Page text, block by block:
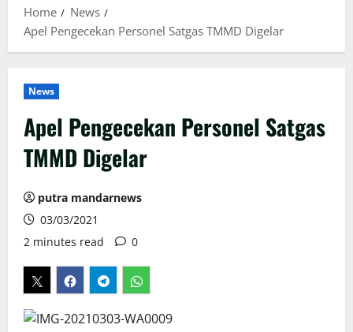
Home
News
Apel Pengecekan Personel Satgas TMMD Digelar
News
Apel Pengecekan Personel Satgas
TMMD Digelar
putra mandarnews
03/03/2021
2 minutes read
0